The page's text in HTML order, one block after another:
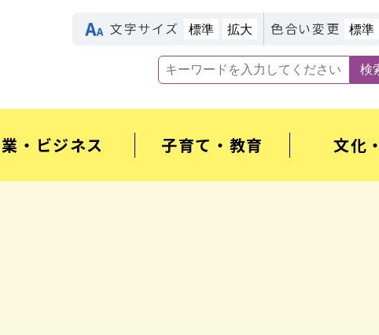
文字サイズ 標準 拡大 色合い変更 標準
・ビジネス 子育て・教育 文化